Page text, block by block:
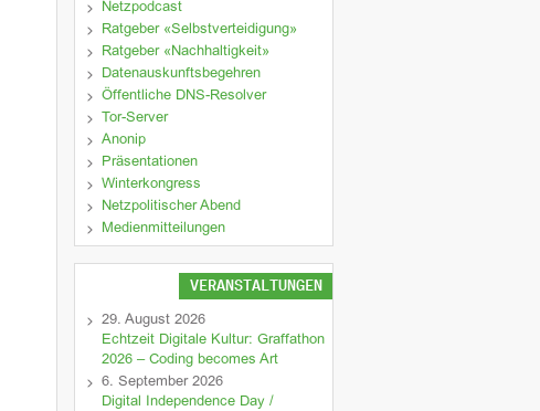
Netzpodcast
Ratgeber «Selbstverteidigung»
Ratgeber «Nachhaltigkeit»
Datenauskunftsbegehren
Öffentliche DNS-Resolver
Tor-Server
Anonip
Präsentationen
Winterkongress
Netzpolitischer Abend
Medienmitteilungen
VERANSTALTUNGEN
29. August 2026
Echtzeit Digitale Kultur: Graffathon
2026 – Coding becomes Art
6. September 2026
Digital Independence Day /